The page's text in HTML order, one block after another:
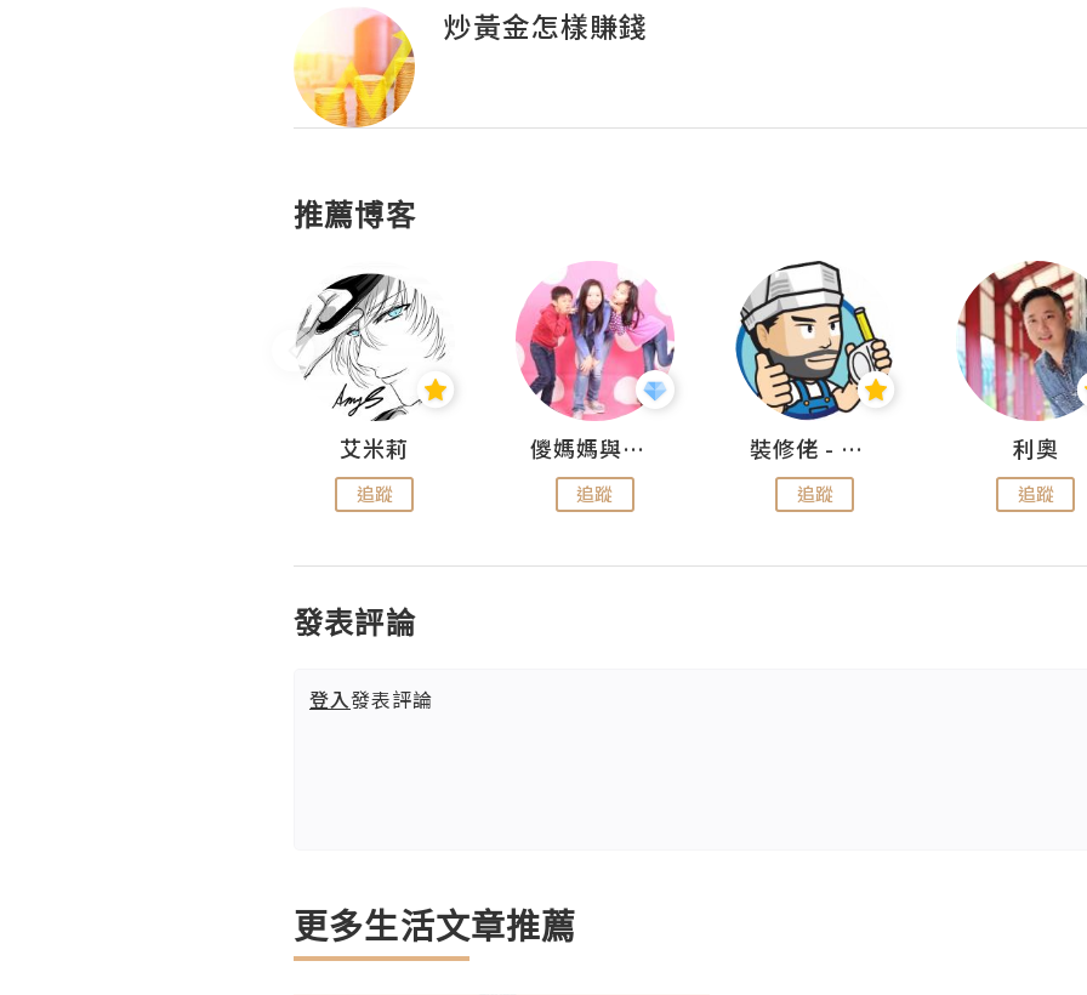
炒黃金怎樣賺錢
推薦博客
艾米莉
追蹤
儍媽媽與兩隻小魔怪之家
追蹤
裝修佬 - 香港一站式網上裝修平台
追蹤
利奧
追蹤
發表評論
登入發表評論
更多生活文章推薦